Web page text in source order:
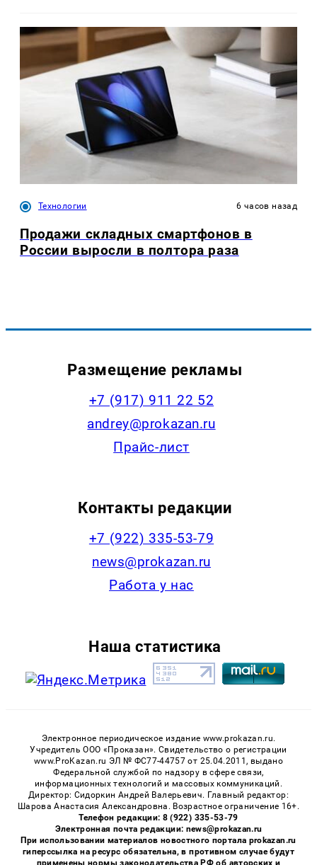
Технологии 6 часов назад
Продажи складных смартфонов в
России выросли в полтора раза
Размещение рекламы
+7 (917) 911 22 52
andrey@prokazan.ru
Прайс-лист
Контакты редакции
+7 (922) 335-53-79
news@prokazan.ru
Работа у нас
Наша статистика
Электронное периодическое издание www.prokazan.ru.
Учредитель ООО «Проказан». Cвидетельство о регистрации
www.ProKazan.ru ЭЛ № ФС77-44757 от 25.04.2011, выдано
Федеральной службой по надзору в сфере связи,
информационных технологий и массовых коммуникаций.
Директор: Сидоркин Андрей Валерьевич. Главный редактор:
Шарова Анастасия Александровна. Возрастное ограничение 16+.
Телефон редакции: 8 (922) 335-53-79
Электронная почта редакции: news@prokazan.ru
При использовании материалов новостного портала prokazan.ru
гиперссылка на ресурс обязательна, в противном случае будут
применены нормы законодательства РФ об авторских и